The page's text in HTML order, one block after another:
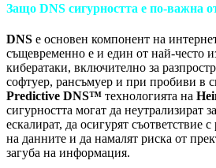
Защо DNS сигурността е по-важна
DNS е основен компонент на
същевременно е и един от най-често
кибератаки, включително за
софтуер, рансъмуер и при пробиви в
Predictive DNS™ технологията на
сигурността могат да неутрализират
ескалират, да осигурят съответствие
на данните и да намалят риска от
загуба на информация.